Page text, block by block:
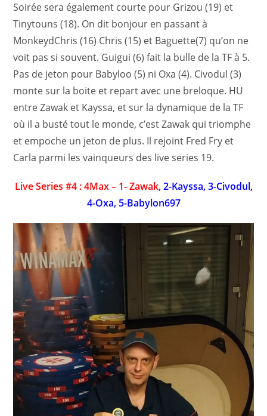
Soirée sera également courte pour Grizou (19) et
Tinytouns (18). On dit bonjour en passant à
MonkeydChris (16) Chris (15) et Baguette(7) qu’on ne
voit pas si souvent. Guigui (6) fait la bulle de la TF à 5.
Pas de jeton pour Babyloo (5) ni Oxa (4). Civodul (3)
monte sur la boite et repart avec une breloque. HU
entre Zawak et Kayssa, et sur la dynamique de la TF
où il a busté tout le monde, c’est Zawak qui triomphe
et empoche un jeton de plus. Il rejoint Fred Fry et
Carla parmi les vainqueurs des live series 19.
Live Series #4 : 4Max – 1- Zawak, 2-Kayssa, 3-Civodul,
4-Oxa, 5-Babylon697